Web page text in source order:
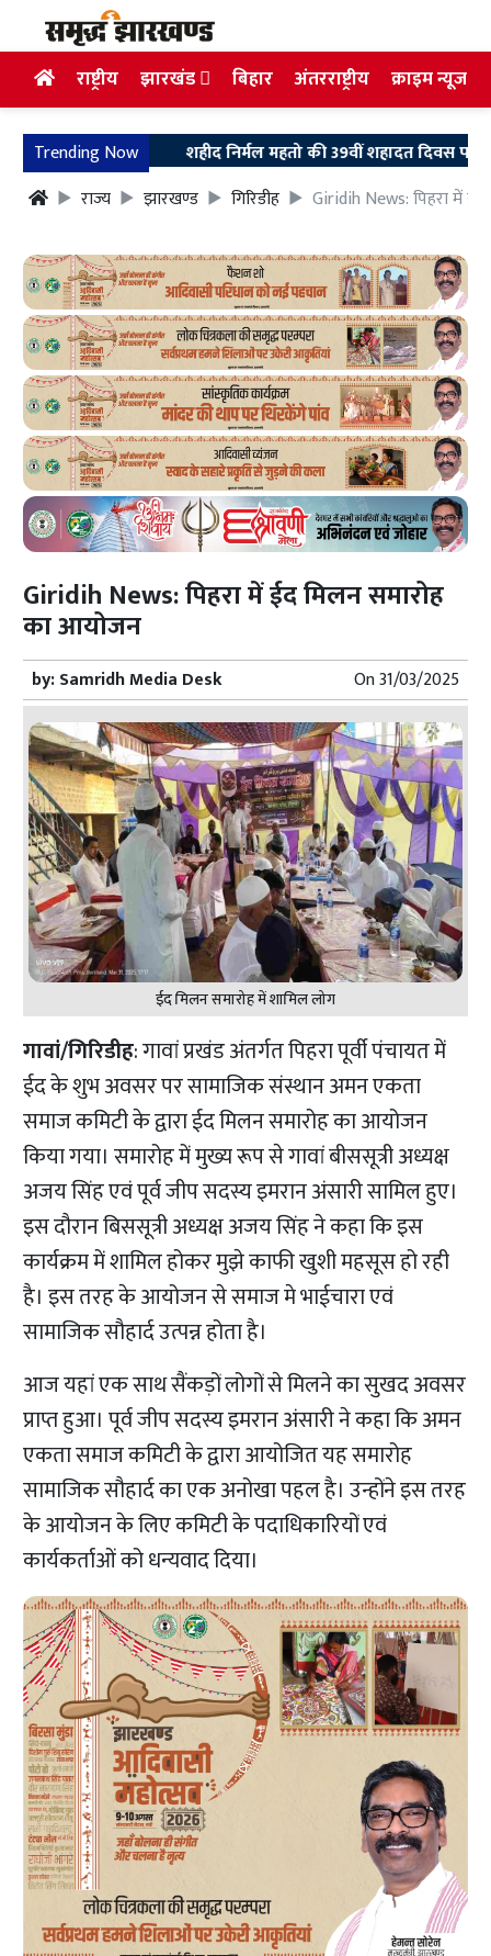
राष्ट्रीय झारखंड बिहार अंतरराष्ट्रीय क्राइम न्यूज
Trending Nowशहीद निर्मल महतो की 39वीं शहादत दिवस पर उलियान
राज्य
झारखण्ड गिरिडीह Giridih News: पिहरा में
Giridih News: पिहरा में ईद मिलन समारोह
का आयोजन
by:Samridh Media Desk On31/03/2025
ईद मिलन समारोह में शामिल लोग
गावां/गिरिडीह: गावां प्रखंड अंतर्गत पिहरा पूर्वी पंचायत में
ईद के शुभ अवसर पर सामाजिक संस्थान अमन एकता
समाज कमिटी के द्वारा ईद मिलन समारोह का आयोजन
किया गया। समारोह में मुख्य रूप से गावां बीससूत्री अध्यक्ष
अजय सिंह एवं पूर्व जीप सदस्य इमरान अंसारी सामिल हुए।
इस दौरान बिससूत्री अध्यक्ष अजय सिंह ने कहा कि इस
कार्यक्रम में शामिल होकर मुझे काफी खुशी महसूस हो रही
है। इस तरह के आयोजन से समाज मे भाईचारा एवं
सामाजिक सौहार्द उत्पन्न होता है।
आज यहां एक साथ सैंकड़ों लोगों से मिलने का सुखद अवसर
प्राप्त हुआ। पूर्व जीप सदस्य इमरान अंसारी ने कहा कि अमन
एकता समाज कमिटी के द्वारा आयोजित यह समारोह
सामाजिक सौहार्द का एक अनोखा पहल है। उन्होंने इस तरह
के आयोजन के लिए कमिटी के पदाधिकारियों एवं
कार्यकर्ताओं को धन्यवाद दिया।